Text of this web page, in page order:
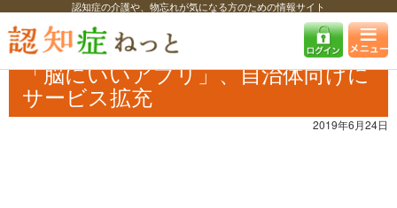
認知症の介護や、物忘れが気になる方のための情報サイト
認知症ねっと 認知症最新ニュース 予防・改善
「脳にいいアプリ」、
自治体向けにサービス拡充
「脳にいいアプリ」、自治体向けに
サービス拡充
2019年6月24日